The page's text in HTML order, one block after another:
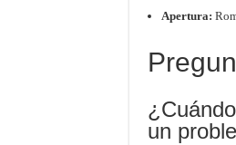
Apertura:
un